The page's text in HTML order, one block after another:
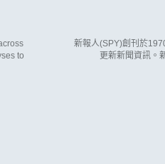
to
新報人(SPY)創刊於
更新新聞資訊。